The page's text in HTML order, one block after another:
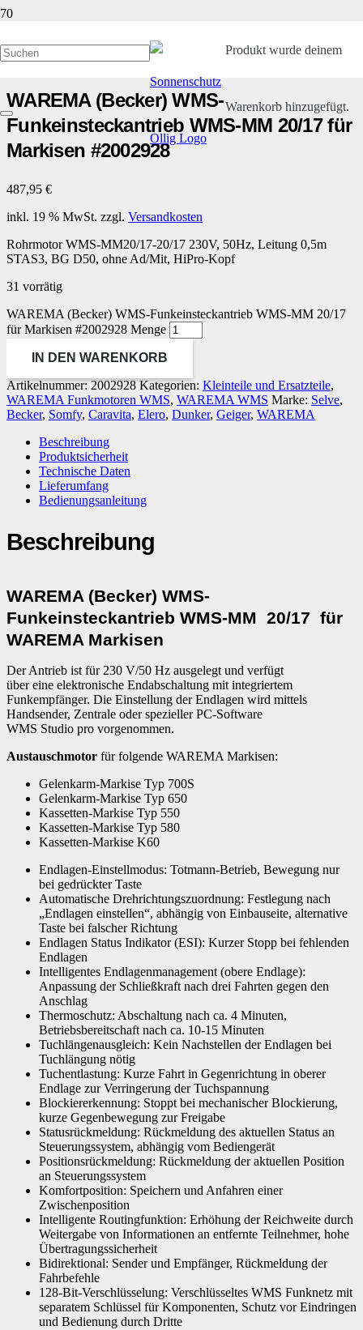
Produktwurde deinem
Warenkorb hinzugefügt.
Start/Kleinteile und Ersatzteile/WAREMA Funkmotoren WMS
/ WAREMA
(Becker) WMS-​Funkeinsteckantrieb WMS-​MM 20/17 für Markisen #2002928
WAREMA (Becker) WMS-​
Funkeinsteckantrieb WMS-​MM 20/17 für
Markisen #2002928
487,95 €
inkl. 19 % MwSt. zzgl. Versandkosten
Rohrmotor WMS-MM20/17-20/17 230V, 50Hz, Leitung 0,5m
STAS3, BG D50, ohne Ad/Mit, HiPro-Kopf
31 vorrätig
WAREMA (Becker) WMS-​Funkeinsteckantrieb WMS-​MM 20/17
für Markisen #2002928 Menge
IN DEN WARENKORB
Artikelnummer:2002928 Kategorien: Kleinteile und Ersatzteile,
WAREMA Funkmotoren WMS, WAREMA WMS Marke: Selve,
Becker, Somfy, Caravita, Elero, Dunker, Geiger, WAREMA
Beschreibung
Produktsicherheit
Technische Daten
Lieferumfang
Bedienungsanleitung
Beschreibung
WAREMA (Becker) WMS-
Funkeinsteckantrieb WMS-MM 20/17 für
WAREMA Markisen
Der Antrieb ist für 230 V/50 Hz ausgelegt und verfügt
über eine elektronische Endabschaltung mit integriertem
Funkempfänger. Die Einstellung der Endlagen wird mittels
Handsender, Zentrale oder spezieller PC-Software
WMS Studio pro vorgenommen.
Austauschmotor für folgende WAREMA Markisen:
Gelenkarm-Markise Typ 700S
Gelenkarm-Markise Typ 650
Kassetten-Markise Typ 550
Kassetten-Markise Typ 580
Kassetten-Markise K60
Endlagen-Einstellmodus: Totmann-Betrieb, Bewegung nur
bei gedrückter Taste
Automatische Drehrichtungszuordnung: Festlegung nach
„Endlagen einstellen“, abhängig von Einbauseite, alternative
Taste bei falscher Richtung
Endlagen Status Indikator (ESI): Kurzer Stopp bei fehlenden
Endlagen
Intelligentes Endlagenmanagement (obere Endlage):
Anpassung der Schließkraft nach drei Fahrten gegen den
Anschlag
Thermoschutz: Abschaltung nach ca. 4 Minuten,
Betriebsbereitschaft nach ca. 10-15 Minuten
Tuchlängenausgleich: Kein Nachstellen der Endlagen bei
Tuchlängung nötig
Tuchentlastung: Kurze Fahrt in Gegenrichtung in oberer
Endlage zur Verringerung der Tuchspannung
Blockiererkennung: Stoppt bei mechanischer Blockierung,
kurze Gegenbewegung zur Freigabe
Statusrückmeldung: Rückmeldung des aktuellen Status an
Steuerungssystem, abhängig vom Bediengerät
Positionsrückmeldung: Rückmeldung der aktuellen Position
an Steuerungssystem
Komfortposition: Speichern und Anfahren einer
Zwischenposition
Intelligente Routingfunktion: Erhöhung der Reichweite durch
Weitergabe von Informationen an entfernte Teilnehmer, hohe
Übertragungssicherheit
Bidirektional: Sender und Empfänger, Rückmeldung der
Fahrbefehle
128-Bit-Verschlüsselung: Verschlüsseltes WMS Funknetz mit
separatem Schlüssel für Komponenten, Schutz vor Eindringen
und Bedienung durch Dritte